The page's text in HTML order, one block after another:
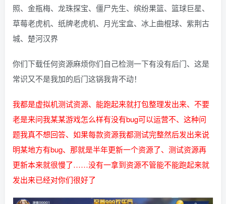
照、金瓶梅、龙珠探宝、僵尸先生、缤纷果篮、篮球巨星、
草莓老虎机、纸牌老虎机、月光宝盒、冰上曲棍球、紫荆古
城、楚河汉界
你们下载任何资源麻烦你们自己检测一下有没有后门、这是
常识又不是我加的后门这锅我背不动！
我都是虚拟机测试资源、能跑起来就打包整理发出来、不要
老是来问我某某游戏怎么样有没有bug可以运营不、这种问
题我真不想回答、如果每款资源我都测试完整然后发出来说
明某地方有bug、那就是半年更新一个资源了、测试资源再
更新本来就很慢了……没有一拿到资源不管能不能跑起来就
发出来已经对你们很好了